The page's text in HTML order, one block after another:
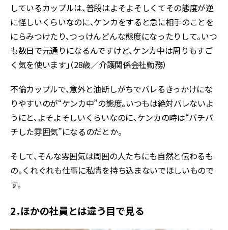
しているカップルは、普段はよそよそしくてその態度が逆
に怪しいくらいなのに、ケンカをすると急に相手のことを
にらみつけたり、つっけんどんな態度になったりして。いつ
も数日で元通りになるんですけど、ケンカ中は周りもすご
く気を使います」（28歳／介護関係会社勤務）
不倫カップルで、意外と油断しがちでバレるきっかけにな
りやすいのが“ケンカ中”の態度。いつもは絶対バレないよ
うにと、よそよそしいくらいなのに、ケンカの時は“バチバ
チした雰囲気”になるのだとか。
そして、そんな雰囲気は周囲の人たちにも自然と伝わるも
の。くれぐれも仕事に私情を持ち込まないでほしいもので
す。
2．ほかの社員とは違う目で見る